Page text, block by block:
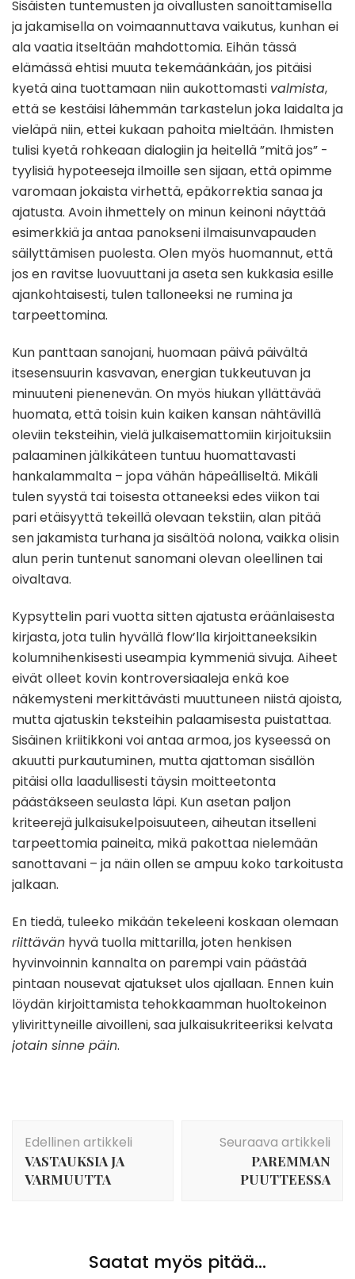
Sisäisten tuntemusten ja oivallusten sanoittamisella
ja jakamisella on voimaannuttava vaikutus, kunhan ei
ala vaatia itseltään mahdottomia. Eihän tässä
elämässä ehtisi muuta tekemäänkään, jos pitäisi
kyetä aina tuottamaan niin aukottomasti valmista,
että se kestäisi lähemmän tarkastelun joka laidalta ja
vieläpä niin, ettei kukaan pahoita mieltään. Ihmisten
tulisi kyetä rohkeaan dialogiin ja heitellä ”mitä jos” -
tyylisiä hypoteeseja ilmoille sen sijaan, että opimme
varomaan jokaista virhettä, epäkorrektia sanaa ja
ajatusta. Avoin ihmettely on minun keinoni näyttää
esimerkkiä ja antaa panokseni ilmaisunvapauden
säilyttämisen puolesta. Olen myös huomannut, että
jos en ravitse luovuuttani ja aseta sen kukkasia esille
ajankohtaisesti, tulen talloneeksi ne rumina ja
tarpeettomina.
Kun panttaan sanojani, huomaan päivä päivältä
itsesensuurin kasvavan, energian tukkeutuvan ja
minuuteni pienenevän. On myös hiukan yllättävää
huomata, että toisin kuin kaiken kansan nähtävillä
oleviin teksteihin, vielä julkaisemattomiin kirjoituksiin
palaaminen jälkikäteen tuntuu huomattavasti
hankalammalta – jopa vähän häpeälliseltä. Mikäli
tulen syystä tai toisesta ottaneeksi edes viikon tai
pari etäisyyttä tekeillä olevaan tekstiin, alan pitää
sen jakamista turhana ja sisältöä nolona, vaikka olisin
alun perin tuntenut sanomani olevan oleellinen tai
oivaltava.
Kypsyttelin pari vuotta sitten ajatusta eräänlaisesta
kirjasta, jota tulin hyvällä flow’lla kirjoittaneeksikin
kolumnihenkisesti useampia kymmeniä sivuja. Aiheet
eivät olleet kovin kontroversiaaleja enkä koe
näkemysteni merkittävästi muuttuneen niistä ajoista,
mutta ajatuskin teksteihin palaamisesta puistattaa.
Sisäinen kriitikkoni voi antaa armoa, jos kyseessä on
akuutti purkautuminen, mutta ajattoman sisällön
pitäisi olla laadullisesti täysin moitteetonta
päästäkseen seulasta läpi. Kun asetan paljon
kriteerejä julkaisukelpoisuuteen, aiheutan itselleni
tarpeettomia paineita, mikä pakottaa nielemään
sanottavani – ja näin ollen se ampuu koko tarkoitusta
jalkaan.
En tiedä, tuleeko mikään tekeleeni koskaan olemaan
riittävän hyvä tuolla mittarilla, joten henkisen
hyvinvoinnin kannalta on parempi vain päästää
pintaan nousevat ajatukset ulos ajallaan. Ennen kuin
löydän kirjoittamista tehokkaamman huoltokeinon
ylivirittyneille aivoilleni, saa julkaisukriteeriksi kelvata
jotain sinne päin.
selaus
Edellinen artikkeli
VASTAUKSIA JA
VARMUUTTA
Seuraava artikkeli
PAREMMAN
PUUTTEESSA
Saatat myös pitää...